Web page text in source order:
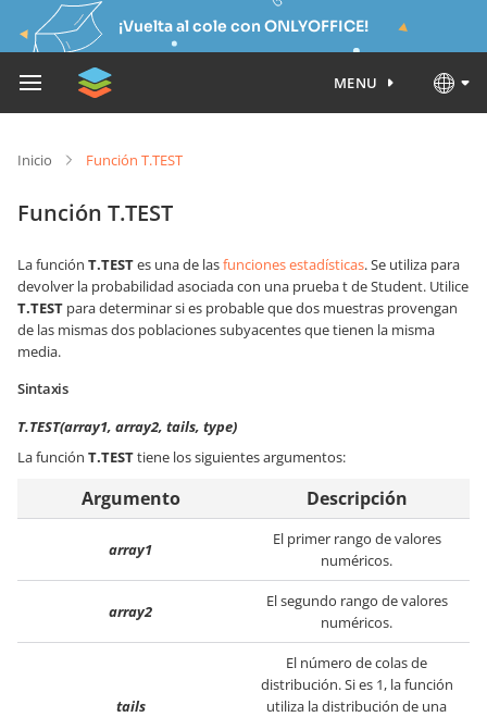
¡Vuelta al cole con ONLYOFFICE!
MENU
Inicio Función T.TEST
Función T.TEST
La función T.TESTes una de lasfunciones estadísticas. Se utiliza para
devolver la probabilidad asociada con una prueba t de Student. Utilice
T.TEST para determinar si es probable que dos muestras provengan
de las mismas dos poblaciones subyacentes que tienen la misma
media.
Sintaxis
T.TEST(array1, array2, tails, type)
La función T.TESTtiene los siguientes argumentos:
Argumento Descripción
array1
El primer rango de valores
numéricos.
array2
El segundo rango de valores
numéricos.
tails
El número de colas de
distribución. Si es 1, la función
utiliza la distribución de una